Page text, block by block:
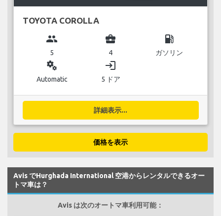
TOYOTA COROLLA
group
5
business_center
4
local_gas_station
ガソリン
miscellaneous_services
Automatic
login
5 ドア
詳細表示...
価格を表示
Avis でHurghada International 空港からレンタルできるオー
トマ車は？
Avis は次のオートマ車利用可能：